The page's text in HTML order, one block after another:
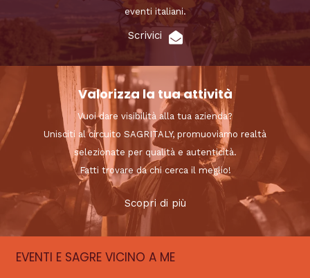
eventi italiani.
Scrivici
Valorizza la tua attività
Vuoi dare visibilità alla tua azienda?
Unisciti al circuito SAGRITALY, promuoviamo realtà
selezionate per qualità e autenticità.
Fatti trovare da chi cerca il meglio!
Scopri di più
EVENTI E SAGRE VICINO A ME